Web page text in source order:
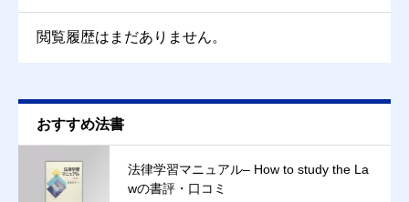
クチコミ内容 必須
閲覧履歴はまだありません。
おすすめ法書
法律学習マニュアル– How to study the La
wの書評・口コミ